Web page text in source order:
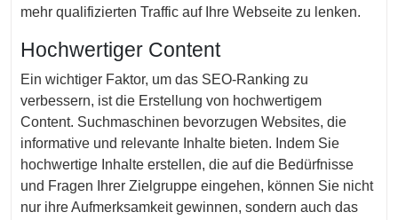
mehr qualifizierten Traffic auf Ihre Webseite zu lenken.
Hochwertiger Content
Ein wichtiger Faktor, um das SEO-Ranking zu
verbessern, ist die Erstellung von hochwertigem
Content. Suchmaschinen bevorzugen Websites, die
informative und relevante Inhalte bieten. Indem Sie
hochwertige Inhalte erstellen, die auf die Bedürfnisse
und Fragen Ihrer Zielgruppe eingehen, können Sie nicht
nur ihre Aufmerksamkeit gewinnen, sondern auch das